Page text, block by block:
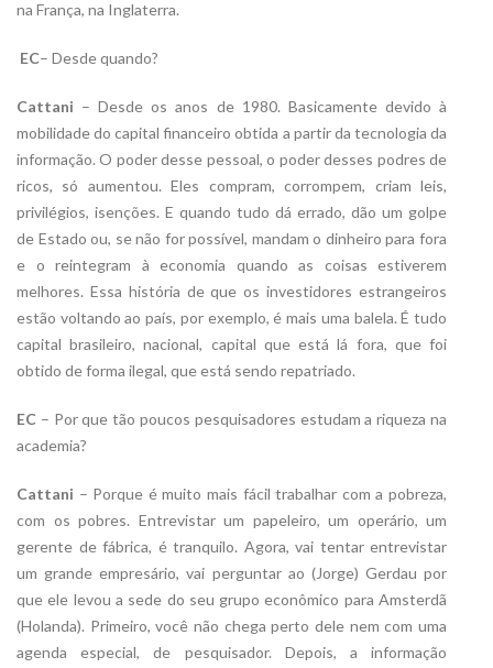
na França, na Inglaterra.
EC– Desde quando?
Cattani – Desde os anos de 1980. Basicamente devido à
mobilidade do capital financeiro obtida a partir da tecnologia da
informação. O poder desse pessoal, o poder desses podres de
ricos, só aumentou. Eles compram, corrompem, criam leis,
privilégios, isenções. E quando tudo dá errado, dão um golpe
de Estado ou, se não for possível, mandam o dinheiro para fora
e o reintegram à economia quando as coisas estiverem
melhores. Essa história de que os investidores estrangeiros
estão voltando ao país, por exemplo, é mais uma balela. É tudo
capital brasileiro, nacional, capital que está lá fora, que foi
obtido de forma ilegal, que está sendo repatriado.
EC – Por que tão poucos pesquisadores estudam a riqueza na
academia?
Cattani – Porque é muito mais fácil trabalhar com a pobreza,
com os pobres. Entrevistar um papeleiro, um operário, um
gerente de fábrica, é tranquilo. Agora, vai tentar entrevistar
um grande empresário, vai perguntar ao (Jorge) Gerdau por
que ele levou a sede do seu grupo econômico para Amsterdã
(Holanda). Primeiro, você não chega perto dele nem com uma
agenda especial, de pesquisador. Depois, a informação